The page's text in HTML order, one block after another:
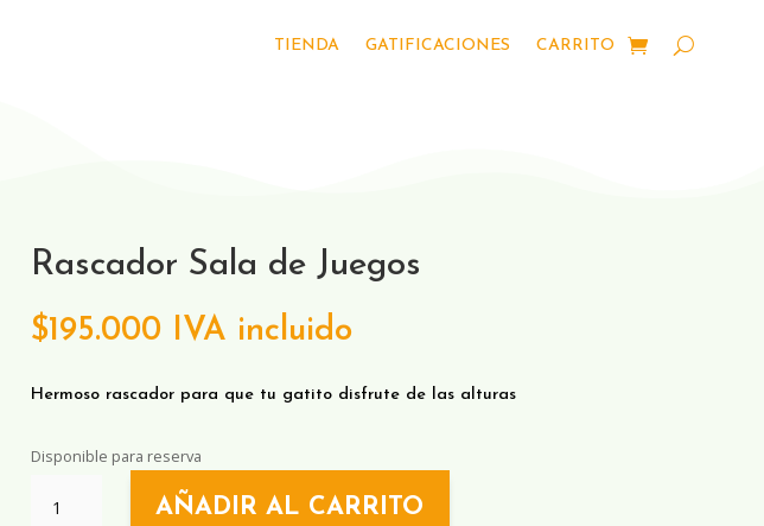
TIENDA GATIFICACIONES CARRITO
Rascador Sala de Juegos
$195.000 IVA incluido
Hermoso rascador para que tu gatito disfrute de las alturas
Disponible para reserva
SALA
AÑADIR AL CARRITO